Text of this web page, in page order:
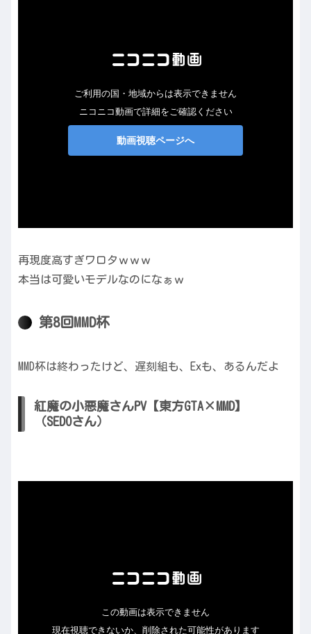
再現度高すぎワロタｗｗｗ
本当は可愛いモデルなのになぁｗ
第8回MMD杯
MMD杯は終わったけど、遅刻組も、Exも、あるんだよ
紅魔の小悪魔さんPV【東方GTA×MMD】
（SEDOさん）